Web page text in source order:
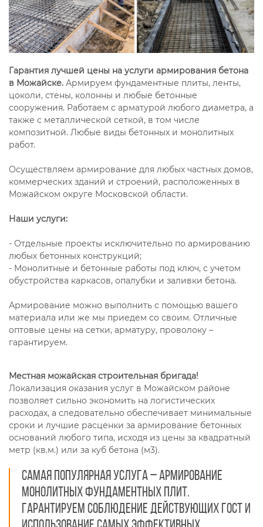
Гарантия лучшей цены на услуги армирования бетона
в Можайске. Армируем фундаментные плиты, ленты,
цоколи, стены, колонны и любые бетонные
сооружения. Работаем с арматурой любого диаметра, а
также с металлической сеткой, в том числе
композитной. Любые виды бетонных и монолитных
работ.
Осуществляем армирование для любых частных домов,
коммерческих зданий и строений, расположенных в
Можайском округе Московской области.
Наши услуги:
- Отдельные проекты исключительно по армированию
любых бетонных конструкций;
- Монолитные и бетонные работы под ключ, с учетом
обустройства каркасов, опалубки и заливки бетона.
Армирование можно выполнить с помощью вашего
материала или же мы приедем со своим. Отличные
оптовые цены на сетки, арматуру, проволоку –
гарантируем.
Местная можайская строительная бригада!
Локализация оказания услуг в Можайском районе
позволяет сильно экономить на логистических
расходах, а следовательно обеспечивает минимальные
сроки и лучшие расценки за армирование бетонных
оснований любого типа, исходя из цены за квадратный
метр (кв.м.) или за куб бетона (м3).
Самая популярная услуга – армирование
монолитных фундаментных плит.
Гарантируем соблюдение действующих ГОСТ и